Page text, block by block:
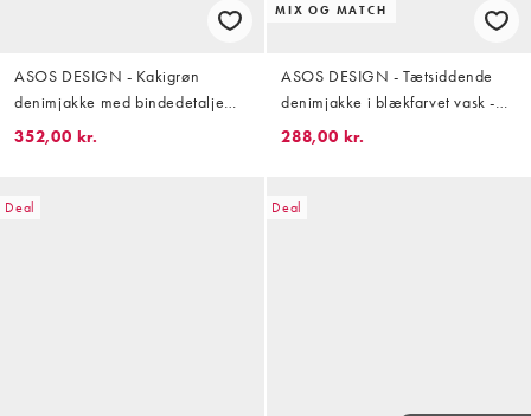
ASOS DESIGN - Kakigrøn
denimjakke med bindedetalje
bagpå
352,00 kr.
MIX OG MATCH
ASOS DESIGN - Tætsiddende
denimjakke i blækfarvet vask -
Del af sæt
288,00 kr.
Deal Deal